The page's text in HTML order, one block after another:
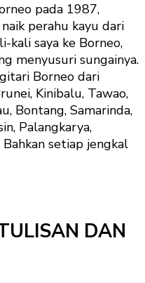
pada 1987,
perahu kayu dari
kali saya ke Borneo,
menyusuri sungainya.
Borneo dari
Kinibalu, Tawao,
Bontang, Samarinda,
Palangkarya,
setiap jengkal
DAN